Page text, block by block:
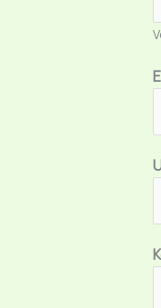
N
a
h
r
i
t